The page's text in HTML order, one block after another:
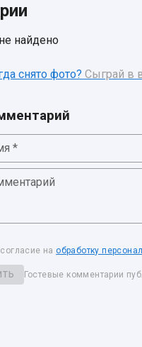
найдено
снято фото? Сыграй в
*
на обработку
Гостевые комментарии